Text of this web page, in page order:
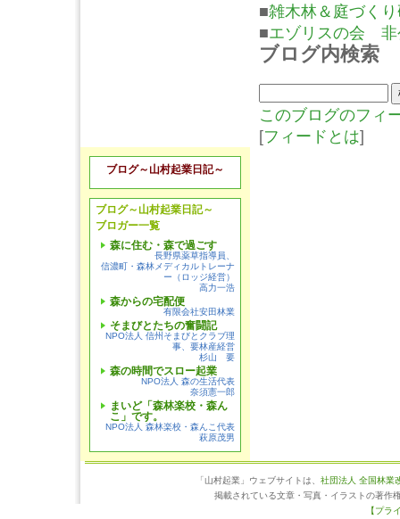
■雑木林＆庭づく
■エゾリスの会 非
ブログ内検索
このブログのフィ
[フィードとは]
ブログ～山村起業日記～
ブログ～山村起業日記～
ブロガー一覧
森に住む・森で過ごす
長野県薬草指導員、
信濃町・森林メディカルトレーナ
ー（ロッジ経営）
高力一浩
森からの宅配便
有限会社安田林業
そまびとたちの奮闘記
NPO法人 信州そまびとクラブ理
事、要林産経営
杉山 要
森の時間でスロー起業
NPO法人 森の生活代表
奈須憲一郎
まいど「森林楽校・森ん
こ」です。
NPO法人 森林楽校・森んこ代表
萩原茂男
「山村起業」ウェブサイトは、 社団法人 全国林業
掲載されている文章・写真・イラストの著作
【プラ